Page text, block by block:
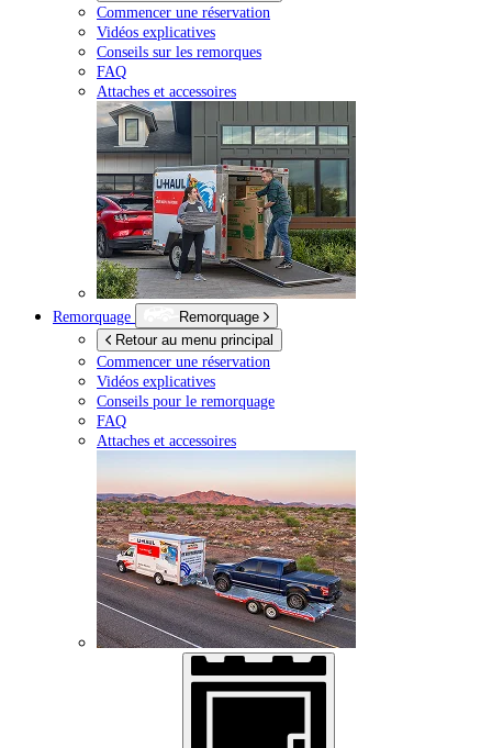
Commencer une réservation
Vidéos explicatives
Conseils sur les remorques
FAQ
Attaches et accessoires
Remorquage
Remorquage
Retour au menu principal
Commencer une réservation
Vidéos explicatives
Conseils pour le remorquage
FAQ
Attaches et accessoires